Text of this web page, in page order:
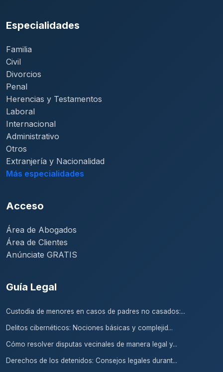
Especialidades
Familia
Civil
Divorcios
Penal
Herencias y Testamentos
Laboral
Internacional
Administrativo
Otros
Extranjería y Nacionalidad
Más especialidades
Acceso
Área de Abogados
Área de Clientes
Anúnciate GRATIS
Guía Legal
Custodia de menores en casos de padres no casados:...
Delitos cibernéticos: Nociones básicas y complejid...
Cómo resolver disputas vecinales de manera legal y...
Derechos de los detenidos: Consejos legales durant...